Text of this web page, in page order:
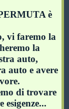
è
vi faremo la
la
auto,
auto e avere
di trovare
esigenze...